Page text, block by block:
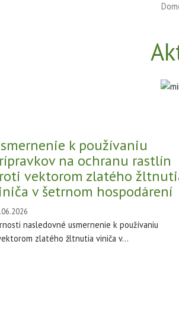
k používaniu
na ochranu rastlín
vektorom zlatého
v šetrnom hospodárení
nasledovné usmernenie k používaniu
zlatého žltnutia viniča v...